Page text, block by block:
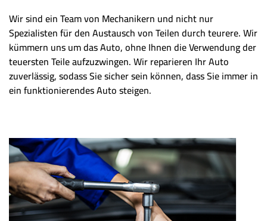
Wir sind ein Team von Mechanikern und nicht nur
Spezialisten für den Austausch von Teilen durch teurere. Wir
kümmern uns um das Auto, ohne Ihnen die Verwendung der
teuersten Teile aufzuzwingen. Wir reparieren Ihr Auto
zuverlässig, sodass Sie sicher sein können, dass Sie immer in
ein funktionierendes Auto steigen.